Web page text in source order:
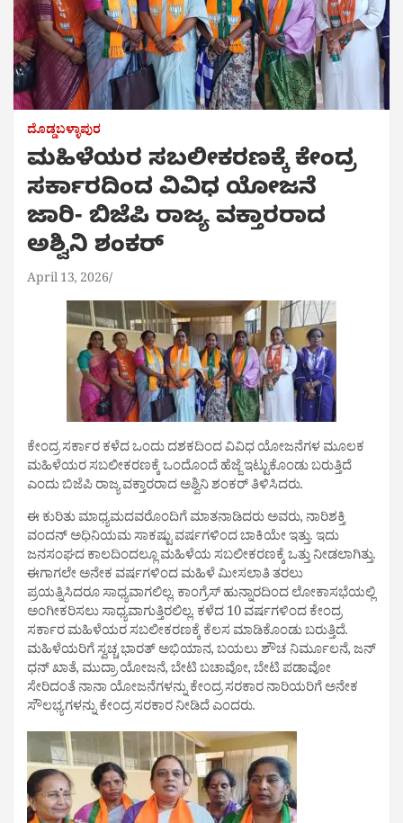
ದೊಡ್ಡಬಳ್ಳಾಪುರ
ಮಹಿಳೆಯರ ಸಬಲೀಕರಣಕ್ಕೆ ಕೇಂದ್ರ
ಸರ್ಕಾರದಿಂದ ವಿವಿಧ ಯೋಜನೆ
ಜಾರಿ- ಬಿಜೆಪಿ ರಾಜ್ಯ ವಕ್ತಾರರಾದ
ಅಶ್ವಿನಿ ಶಂಕರ್
April 13, 2026
ಕೇಂದ್ರ ಸರ್ಕಾರ ಕಳೆದ ಒಂದು ದಶಕದಿಂದ ವಿವಿಧ ಯೋಜನೆಗಳ ಮೂಲಕ
ಮಹಿಳೆಯರ ಸಬಲೀಕರಣಕ್ಕೆ ಒಂದೊಂದೆ ಹೆಜ್ಜೆ ಇಟ್ಟುಕೊಂಡು ಬರುತ್ತಿದೆ
ಎಂದು ಬಿಜೆಪಿ ರಾಜ್ಯ ವಕ್ತಾರರಾದ ಅಶ್ವಿನಿ ಶಂಕರ್ ತಿಳಿಸಿದರು.
ಈ ಕುರಿತು ಮಾಧ್ಯಮದವರೊಂದಿಗೆ ಮಾತನಾಡಿದರು ಅವರು, ನಾರಿಶಕ್ತಿ
ವಂದನ್ ಅಧಿನಿಯಮ ಸಾಕಷ್ಟು ವರ್ಷಗಳಿಂದ ಬಾಕಿಯೇ ಇತ್ತು. ಇದು
ಜನಸಂಘದ ಕಾಲದಿಂದಲ್ಲೂ ಮಹಿಳೆಯ ಸಬಲೀಕರಣಕ್ಕೆ ಒತ್ತು ನೀಡಲಾಗಿತ್ತು.
ಈಗಾಗಲೇ ಅನೇಕ ವರ್ಷಗಳಿಂದ ಮಹಿಳೆ ಮೀಸಲಾತಿ ತರಲು
ಪ್ರಯತ್ನಿಸಿದರೂ ಸಾಧ್ಯವಾಗಲಿಲ್ಲ. ಕಾಂಗ್ರೆಸ್ ಹುನ್ನಾರದಿಂದ ಲೋಕಾಸಭೆಯಲ್ಲಿ
ಅಂಗೀಕರಿಸಲು ಸಾಧ್ಯವಾಗುತ್ತಿರಲಿಲ್ಲ. ಕಳೆದ 10 ವರ್ಷಗಳಿಂದ ಕೇಂದ್ರ
ಸರ್ಕಾರ ಮಹಿಳೆಯರ ಸಬಲೀಕರಣಕ್ಕೆ ಕೆಲಸ ಮಾಡಿಕೊಂಡು ಬರುತ್ತಿದೆ.
ಮಹಿಳೆಯರಿಗೆ ಸ್ವಚ್ಚ ಭಾರತ್ ಅಭಿಯಾನ, ಬಯಲು ಶೌಚ ನಿರ್ಮೂಲನೆ, ಜನ್
ಧನ್ ಖಾತೆ, ಮುದ್ರಾ ಯೋಜನೆ, ಬೇಟಿ ಬಚಾವೋ, ಬೇಟಿ ಪಡಾವೋ
ಸೇರಿದಂತೆ ನಾನಾ ಯೋಜನೆಗಳನ್ನು ಕೇಂದ್ರ ಸರಕಾರ ನಾರಿಯರಿಗೆ ಅನೇಕ
ಸೌಲಭ್ಯಗಳನ್ನು ಕೇಂದ್ರ ಸರಕಾರ ನೀಡಿದೆ ಎಂದರು.